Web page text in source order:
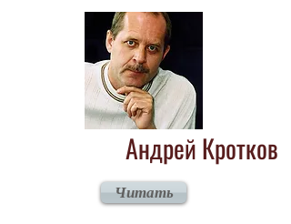
Андрей Кротков
Читать